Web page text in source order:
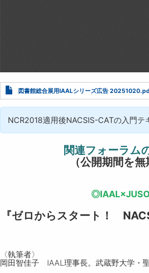
Document
図書館総合展用IAALシリーズ広告
NCR2018適用後NACSIS-CATの入門テ
関連フォーラム
（公開期間を
『ゼロからスタート！
〈執筆者〉
岡田智佳子 IAAL理事長。武蔵野大学・